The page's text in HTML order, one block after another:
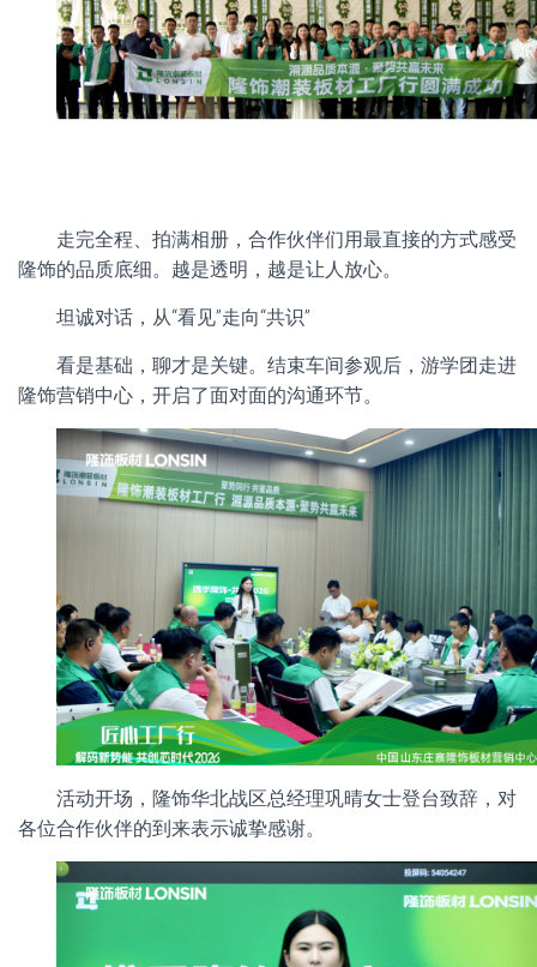
走完全程、拍满相册，合作伙伴们用最直接的方式感受
隆饰的品质底细。越是透明，越是让人放心。
坦诚对话，从“看见”走向“共识”
看是基础，聊才是关键。结束车间参观后，游学团走进
隆饰营销中心，开启了面对面的沟通环节。
活动开场，隆饰华北战区总经理巩晴女士登台致辞，对
各位合作伙伴的到来表示诚挚感谢。